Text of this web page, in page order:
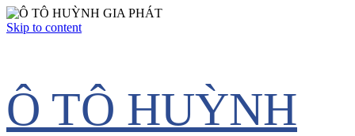
Skip to content
Ô TÔ HUỲNH